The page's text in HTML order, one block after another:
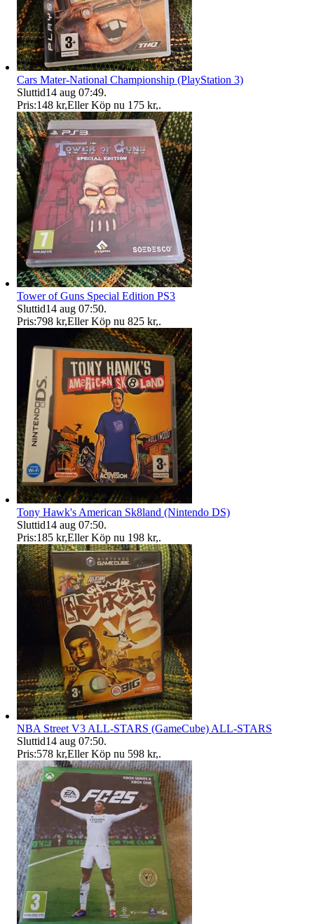
Cars Mater-National Championship (PlayStation 3)
Sluttid14 aug 07:49.
Pris:148 kr,Eller Köp nu 175 kr,.
Tower of Guns Special Edition PS3
Sluttid14 aug 07:50.
Pris:798 kr,Eller Köp nu 825 kr,.
Tony Hawk's American Sk8land (Nintendo DS)
Sluttid14 aug 07:50.
Pris:185 kr,Eller Köp nu 198 kr,.
NBA Street V3 ALL-STARS (GameCube) ALL-STARS
Sluttid14 aug 07:50.
Pris:578 kr,Eller Köp nu 598 kr,.